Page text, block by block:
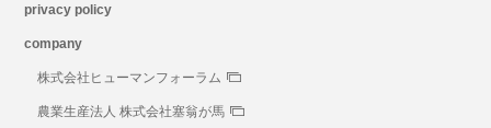
privacy policy
company
株式会社ヒューマンフォーラム
農業生産法人 株式会社塞翁が馬